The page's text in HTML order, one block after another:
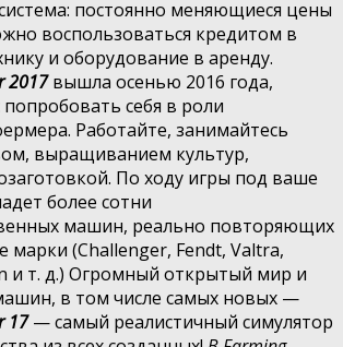
постоянно меняющиеся цены
воспользоваться кредитом в
и оборудование в аренду.
2017вышла осенью 2016 года,
себя в роли
Работайте, занимайтесь
выращиванием культур,
По ходу игры под ваше
более сотни
машин, реально повторяющих
марки (Challenger, Fendt, Valtra,
и т. д.) Огромный открытый мир и
в том числе самых новых —
17 — самый реалистичный симулятор